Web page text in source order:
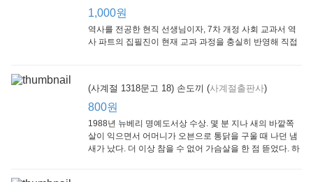
Little, Brown
1,000원
1,000원
역사를 전공한 현직 선생님이자, 7차 개정 사회 교과서 역
사 파트의 집필진이 현재 교과 과정을 충실히 반영해 직접
(사계절 1318문고 18) 손도끼 (사계절출판사)
800원
1988년 뉴베리 명예도서상 수상. 몇 분 지나 새의 바깥쪽
살이 익으면서 어머니가 오븐으로 통닭을 구울 때 나던 냄
새가 났다. 더 이상 참을 수 없어 가슴살을 한 점 뜯었다. 하